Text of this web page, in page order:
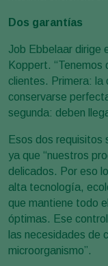
Dos garantías
Job Ebbelaar dirige
Koppert.
clientes. Primera: la
conservarse
segunda: deben
Esos dos requisitos
ya que “nuestros
delicados. Por eso
alta tecnología,
que mantiene todo
óptimas. Ese
las necesidades de
microorganismo”.